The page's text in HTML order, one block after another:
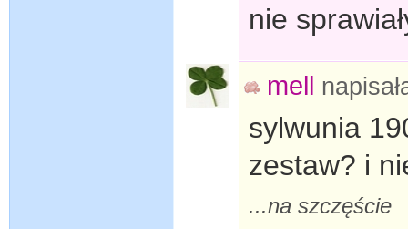
nie
mell
sylwunia
zestaw? i
...na szczęście